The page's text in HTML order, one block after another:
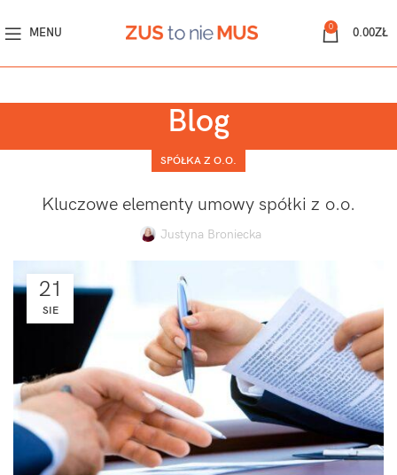
MENU 0 0.00ZŁ
Blog
SPÓŁKA Z O.O.
Kluczowe elementy umowy spółki z o.o.
Justyna Broniecka
21
SIE